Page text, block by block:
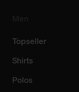
Topseller
Shirts
Polos